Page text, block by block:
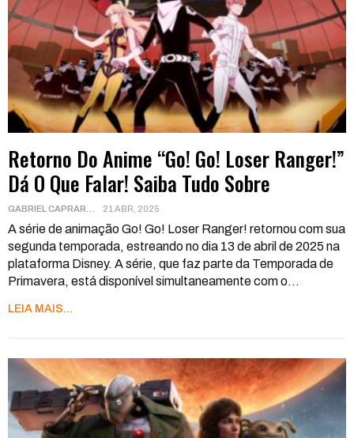
Retorno Do Anime “Go! Go! Loser Ranger!”
Dá O Que Falar! Saiba Tudo Sobre
21 ABR, 2025
A série de animação Go! Go! Loser Ranger! retornou com sua
segunda temporada, estreando no dia 13 de abril de 2025 na
plataforma Disney. A série, que faz parte da Temporada de
Primavera, está disponível simultaneamente com o…
LEIA MAIS...